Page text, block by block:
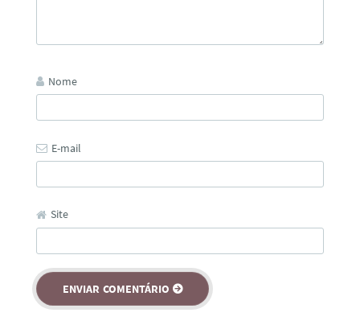
Nome
E-mail
Site